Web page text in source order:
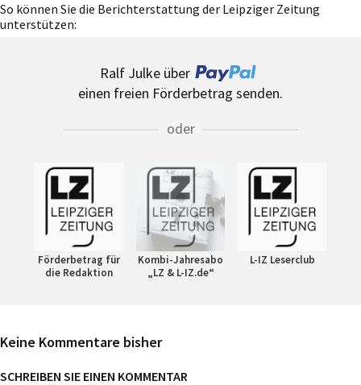
So können Sie die Berichterstattung der Leipziger Zeitung
unterstützen:
Ralf Julke über
einen freien Förderbetrag senden.
oder
Förderbetrag für
die Redaktion
Kombi-Jahresabo
„LZ & L-IZ.de“
L-IZ Leserclub
Keine Kommentare bisher
SCHREIBEN SIE EINEN KOMMENTAR